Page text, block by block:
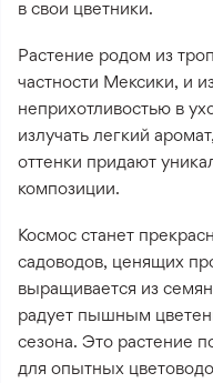
в свои цветники.
Растение родом из
частности Мексики, и
неприхотливостью в
излучать легкий
оттенки придают
композиции.
Космос станет
садоводов, ценящих
выращивается из
радует пышным
сезона. Это растение
для опытных